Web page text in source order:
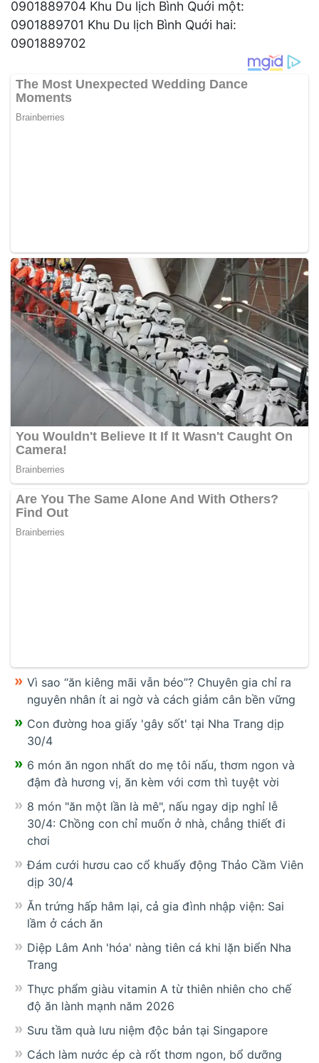
0901889704 Khu Du lịch Bình Quới một:
0901889701 Khu Du lịch Bình Quới hai:
0901889702
Vì sao “ăn kiêng mãi vẫn béo”? Chuyên gia chỉ ra
nguyên nhân ít ai ngờ và cách giảm cân bền vững
Con đường hoa giấy 'gây sốt' tại Nha Trang dịp
30/4
6 món ăn ngon nhất do mẹ tôi nấu, thơm ngon và
đậm đà hương vị, ăn kèm với cơm thì tuyệt vời
8 món "ăn một lần là mê", nấu ngay dịp nghỉ lễ
30/4: Chồng con chỉ muốn ở nhà, chẳng thiết đi
chơi
Đám cưới hươu cao cổ khuấy động Thảo Cầm Viên
dịp 30/4
Ăn trứng hấp hâm lại, cả gia đình nhập viện: Sai
lầm ở cách ăn
Diệp Lâm Anh 'hóa' nàng tiên cá khi lặn biển Nha
Trang
Thực phẩm giàu vitamin A từ thiên nhiên cho chế
độ ăn lành mạnh năm 2026
Sưu tầm quà lưu niệm độc bản tại Singapore
Cách làm nước ép cà rốt thơm ngon, bổ dưỡng